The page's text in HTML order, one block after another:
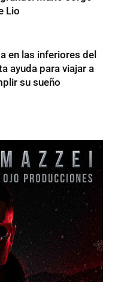
Lio
en las inferiores del
ayuda para viajar a
su sueño